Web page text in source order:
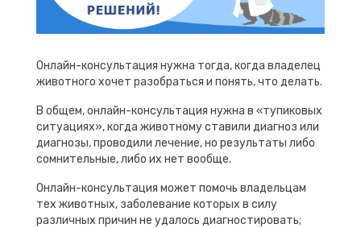
Онлайн-консультация нужна тогда, когда владелец
животного хочет разобраться и понять, что делать.
В общем, онлайн-консультация нужна в «тупиковых
ситуациях», когда животному ставили диагноз или
диагнозы, проводили лечение, но результаты либо
сомнительные, либо их нет вообще.
Онлайн-консультация может помочь владельцам
тех животных, заболевание которых в силу
различных причин не удалось диагностировать;